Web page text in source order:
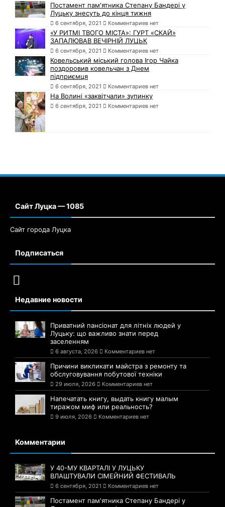
Постамент пам'ятника Степану Бандері у
Луцьку знесуть до кінця тижня
6 сентября, 2021 Комментариев нет
«У РИТМІ ТВОГО МІСТА»: ГУРТ «СКАЙ»
ЗАПАЛЮВАВ ВЕЧІРНІЙ ЛУЦЬК
6 сентября, 2021 Комментариев нет
Ковельський міський голова Ігор Чайка
поздоровив ковельчан з Днем
підприємця
6 сентября, 2021 Комментариев нет
На Волині «заквітчали» зупинку
6 сентября, 2021 Комментариев нет
Сайт Луцка — 1085
Сайт города Луцка
Подписаться
Недавние новости
Приватний пансіонат для літніх людей у
Луцьку: що важливо знати перед
заселенням
6 августа, 2026 Комментариев нет
Причини викликати майстра з ремонту та
обслуговування побутової техніки
29 июля, 2026 Комментариев нет
Напечатать книгу, выдать книгу малым
тиражом миф или реальность?
9 июля, 2026 Комментариев нет
Комментарии
У 40-МУ КВАРТАЛІ У ЛУЦЬКУ
ВЛАШТУВАЛИ СІМЕЙНИЙ ФЕСТИВАЛЬ
6 сентября, 2021 Комментариев нет
Постамент пам'ятника Степану Бандері у